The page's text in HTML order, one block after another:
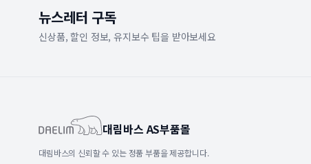
뉴스레터 구독
신상품, 할인 정보, 유지보수 팁을 받아보세요
대림바스 AS부품몰
대림바스의 신뢰할 수 있는 정품 부품을 제공합니다.